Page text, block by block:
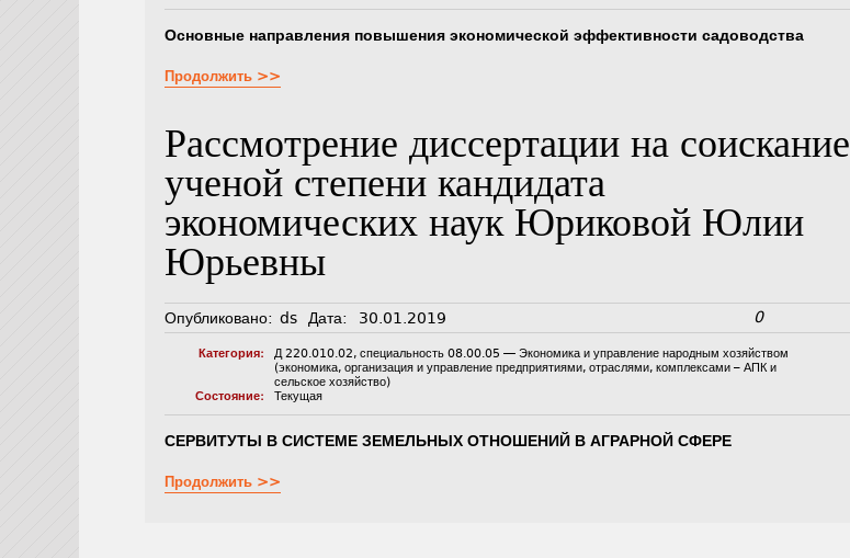
Основные направления повышения экономической эффективности садоводства
Продолжить >>
Рассмотрение диссертации на соискание
ученой степени кандидата
экономических наук Юриковой Юлии
Юрьевны
Опубликовано: ds Дата: 30.01.2019 0
Категория: Д 220.010.02,специальность 08.00.05 — Экономика и управление народным хозяйством
(экономика, организация и управление предприятиями, отраслями, комплексами – АПК и
сельское хозяйство)
Состояние:
Текущая
СЕРВИТУТЫ В СИСТЕМЕ ЗЕМЕЛЬНЫХ ОТНОШЕНИЙ В АГРАРНОЙ СФЕРЕ
Продолжить >>